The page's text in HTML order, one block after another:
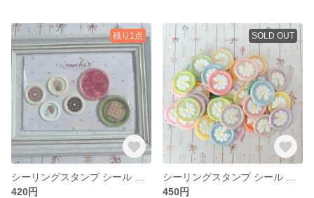
残り1点
420円
SOLD OUT
450円